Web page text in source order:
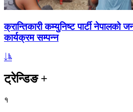
क्रान्तिकारी कम्युनिष्ट पार्टी नेपालको
कार्यक्रम सम्पन्न
ट्रेन्डिङ+
१